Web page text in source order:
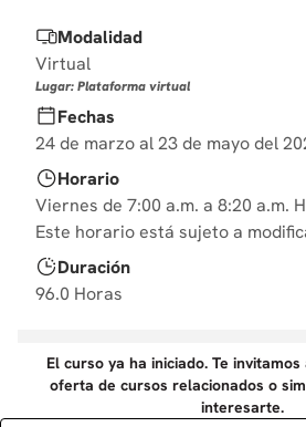
Modalidad
Virtual
Lugar: Plataforma virtual
Fechas
24 de marzo al 23 de mayo del
Horario
Viernes de 7:00 a.m. a 8:20 a.m.
Este horario está sujeto a
Duración
96.0 Horas
El curso ya ha iniciado. Te
oferta de cursos relacionados o
interesarte.